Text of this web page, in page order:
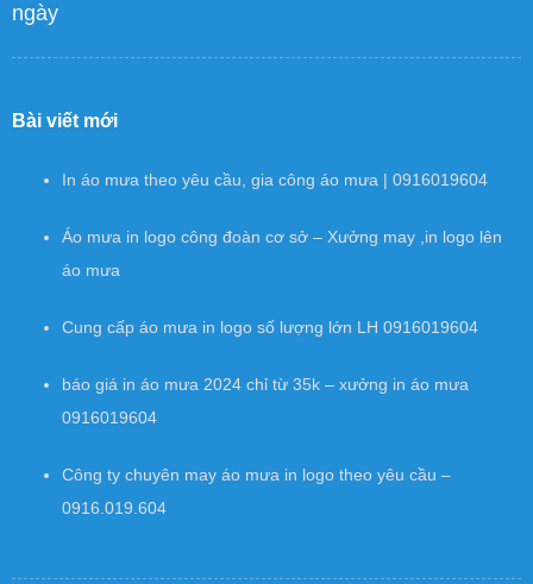
ngày
Bài viết mới
In áo mưa theo yêu cầu, gia công áo mưa | 0916019604
Áo mưa in logo công đoàn cơ sở – Xưởng may ,in logo lên
áo mưa
Cung cấp áo mưa in logo số lượng lớn LH 0916019604
báo giá in áo mưa 2024 chỉ từ 35k – xưởng in áo mưa
0916019604
Công ty chuyên may áo mưa in logo theo yêu cầu –
0916.019.604